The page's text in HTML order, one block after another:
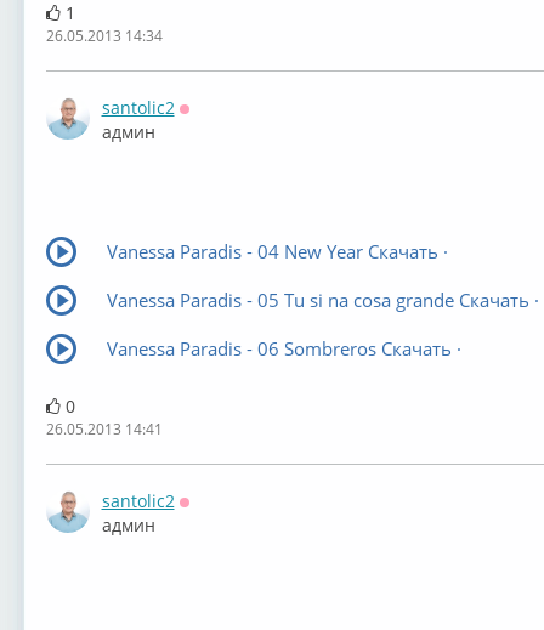
1
26.05.2013 14:34
santolic2
админ
Vanessa Paradis - 04 New Year Скачать ·
Vanessa Paradis - 05 Tu si na cosa grande Скачать ·
Vanessa Paradis - 06 Sombreros Скачать ·
0
26.05.2013 14:41
santolic2
админ